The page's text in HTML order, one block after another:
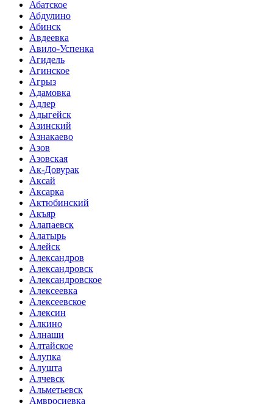
Абатское
Абдулино
Абинск
Авдеевка
Авило-Успенка
Агидель
Агинское
Агрыз
Адамовка
Адлер
Адыгейск
Азинский
Азнакаево
Азов
Азовская
Ак-Довурак
Аксай
Аксарка
Актюбинский
Акъяр
Алапаевск
Алатырь
Алейск
Александров
Александровск
Александровское
Алексеевка
Алексеевское
Алексин
Алкино
Алнаши
Алтайское
Алупка
Алушта
Алчевск
Альметьевск
Амвросиевка